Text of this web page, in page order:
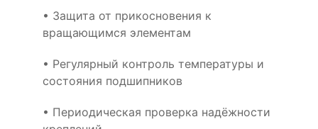
• Защита от прикосновения к
вращающимся элементам
• Регулярный контроль температуры и
состояния подшипников
• Периодическая проверка надёжности